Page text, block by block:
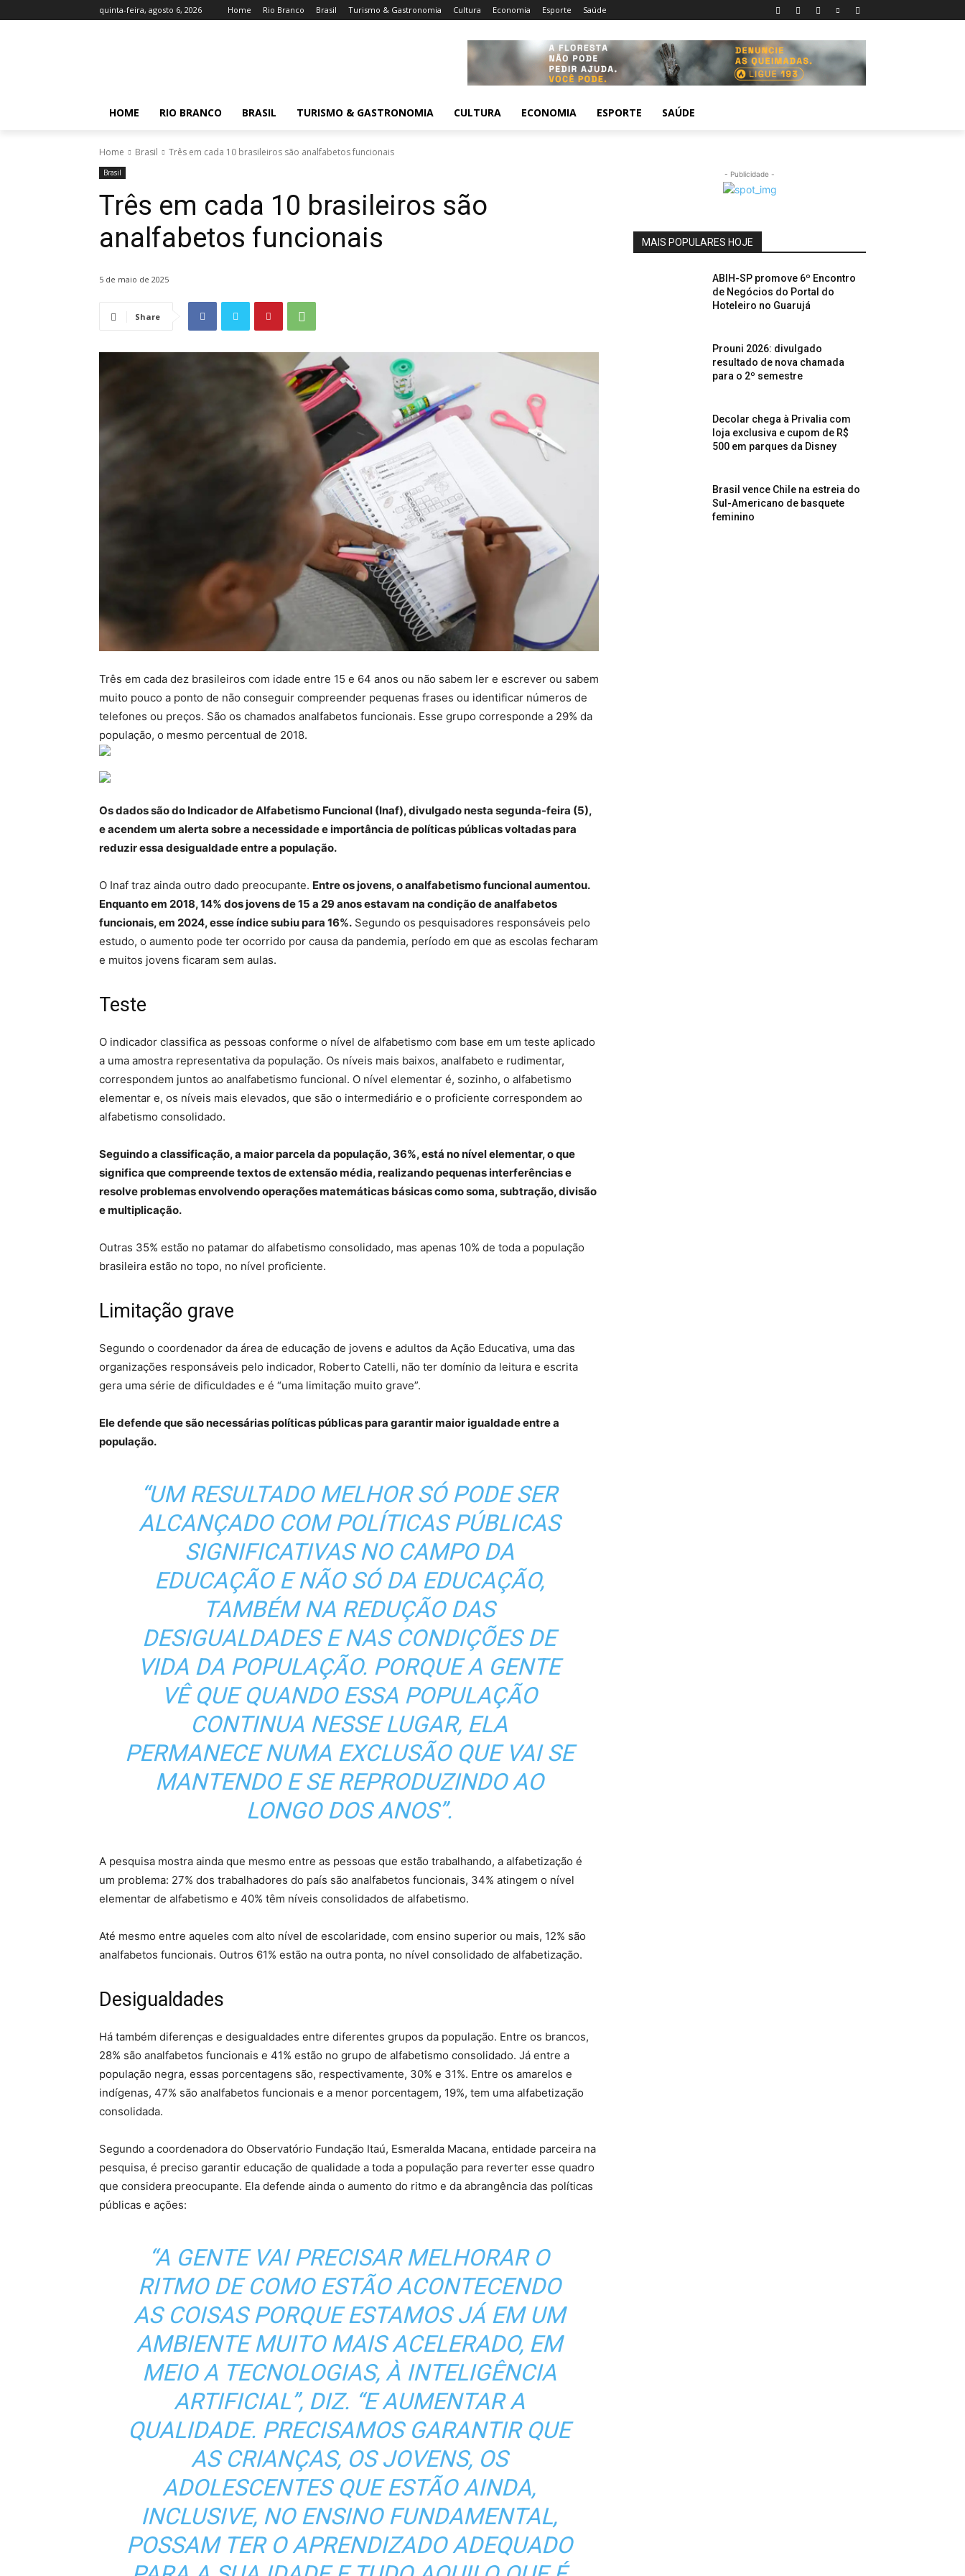
quinta-feira, agosto 6, 2026 Home Rio Branco Brasil Turismo & Gastronomia Cultura Economia Esporte Saúde
HOME RIO BRANCO BRASIL TURISMO & GASTRONOMIA CULTURA ECONOMIA ESPORTE SAÚDE
Home Brasil Três em cada 10 brasileiros são analfabetos funcionais
Brasil
Três em cada 10 brasileiros são
analfabetos funcionais
5 de maio de 2025
Share
Três em cada dez brasileiros com idade entre 15 e 64 anos ou não sabem ler e escrever ou sabem
muito pouco a ponto de não conseguir compreender pequenas frases ou identificar números de
telefones ou preços. São os chamados analfabetos funcionais. Esse grupo corresponde a 29% da
população, o mesmo percentual de 2018.
Os dados são do Indicador de Alfabetismo Funcional (Inaf), divulgado nesta segunda-feira (5),
e acendem um alerta sobre a necessidade e importância de políticas públicas voltadas para
reduzir essa desigualdade entre a população.
O Inaf traz ainda outro dado preocupante. Entre os jovens, o analfabetismo funcional aumentou.
Enquanto em 2018, 14% dos jovens de 15 a 29 anos estavam na condição de analfabetos
funcionais, em 2024, esse índice subiu para 16%. Segundo os pesquisadores responsáveis pelo
estudo, o aumento pode ter ocorrido por causa da pandemia, período em que as escolas fecharam
e muitos jovens ficaram sem aulas.
Teste
O indicador classifica as pessoas conforme o nível de alfabetismo com base em um teste aplicado
a uma amostra representativa da população. Os níveis mais baixos, analfabeto e rudimentar,
correspondem juntos ao analfabetismo funcional. O nível elementar é, sozinho, o alfabetismo
elementar e, os níveis mais elevados, que são o intermediário e o proficiente correspondem ao
alfabetismo consolidado.
Seguindo a classificação, a maior parcela da população, 36%, está no nível elementar, o que
significa que compreende textos de extensão média, realizando pequenas interferências e
resolve problemas envolvendo operações matemáticas básicas como soma, subtração, divisão
e multiplicação.
Outras 35% estão no patamar do alfabetismo consolidado, mas apenas 10% de toda a população
brasileira estão no topo, no nível proficiente.
Limitação grave
Segundo o coordenador da área de educação de jovens e adultos da Ação Educativa, uma das
organizações responsáveis pelo indicador, Roberto Catelli, não ter domínio da leitura e escrita
gera uma série de dificuldades e é “uma limitação muito grave”.
Ele defende que são necessárias políticas públicas para garantir maior igualdade entre a
população.
“UM RESULTADO MELHOR SÓ PODE SER
ALCANÇADO COM POLÍTICAS PÚBLICAS
SIGNIFICATIVAS NO CAMPO DA
EDUCAÇÃO E NÃO SÓ DA EDUCAÇÃO,
TAMBÉM NA REDUÇÃO DAS
DESIGUALDADES E NAS CONDIÇÕES DE
VIDA DA POPULAÇÃO. PORQUE A GENTE
VÊ QUE QUANDO ESSA POPULAÇÃO
CONTINUA NESSE LUGAR, ELA
PERMANECE NUMA EXCLUSÃO QUE VAI SE
MANTENDO E SE REPRODUZINDO AO
LONGO DOS ANOS”.
A pesquisa mostra ainda que mesmo entre as pessoas que estão trabalhando, a alfabetização é
um problema: 27% dos trabalhadores do país são analfabetos funcionais, 34% atingem o nível
elementar de alfabetismo e 40% têm níveis consolidados de alfabetismo.
Até mesmo entre aqueles com alto nível de escolaridade, com ensino superior ou mais, 12% são
analfabetos funcionais. Outros 61% estão na outra ponta, no nível consolidado de alfabetização.
Desigualdades
Há também diferenças e desigualdades entre diferentes grupos da população. Entre os brancos,
28% são analfabetos funcionais e 41% estão no grupo de alfabetismo consolidado. Já entre a
população negra, essas porcentagens são, respectivamente, 30% e 31%. Entre os amarelos e
indígenas, 47% são analfabetos funcionais e a menor porcentagem, 19%, tem uma alfabetização
consolidada.
Segundo a coordenadora do Observatório Fundação Itaú, Esmeralda Macana, entidade parceira na
pesquisa, é preciso garantir educação de qualidade a toda a população para reverter esse quadro
que considera preocupante. Ela defende ainda o aumento do ritmo e da abrangência das políticas
públicas e ações:
“A GENTE VAI PRECISAR MELHORAR O
RITMO DE COMO ESTÃO ACONTECENDO
AS COISAS PORQUE ESTAMOS JÁ EM UM
AMBIENTE MUITO MAIS ACELERADO, EM
MEIO A TECNOLOGIAS, À INTELIGÊNCIA
ARTIFICIAL”, DIZ. “E AUMENTAR A
QUALIDADE. PRECISAMOS GARANTIR QUE
AS CRIANÇAS, OS JOVENS, OS
ADOLESCENTES QUE ESTÃO AINDA,
INCLUSIVE, NO ENSINO FUNDAMENTAL,
POSSAM TER O APRENDIZADO ADEQUADO
- Publicidade -
MAIS POPULARES HOJE
ABIH-SP promove 6º Encontro
de Negócios do Portal do
Hoteleiro no Guarujá
Prouni 2026: divulgado
resultado de nova chamada
para o 2º semestre
Decolar chega à Privalia com
loja exclusiva e cupom de R$
500 em parques da Disney
Brasil vence Chile na estreia do
Sul-Americano de basquete
feminino